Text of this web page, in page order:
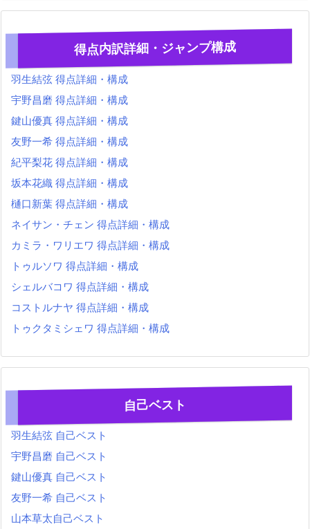
得点内訳詳細・ジャンプ構成
羽生結弦 得点詳細・構成
宇野昌磨 得点詳細・構成
鍵山優真 得点詳細・構成
友野一希 得点詳細・構成
紀平梨花 得点詳細・構成
坂本花織 得点詳細・構成
樋口新葉 得点詳細・構成
ネイサン・チェン 得点詳細・構成
カミラ・ワリエワ 得点詳細・構成
トゥルソワ 得点詳細・構成
シェルバコワ 得点詳細・構成
コストルナヤ 得点詳細・構成
トゥクタミシェワ 得点詳細・構成
自己ベスト
羽生結弦 自己ベスト
宇野昌磨 自己ベスト
鍵山優真 自己ベスト
友野一希 自己ベスト
山本草太自己ベスト